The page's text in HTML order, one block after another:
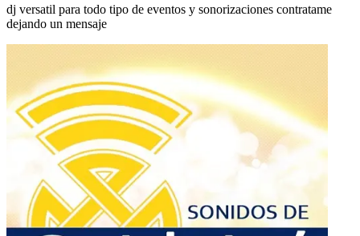
dj versatil para todo tipo de eventos y sonorizaciones contratame
dejando un mensaje